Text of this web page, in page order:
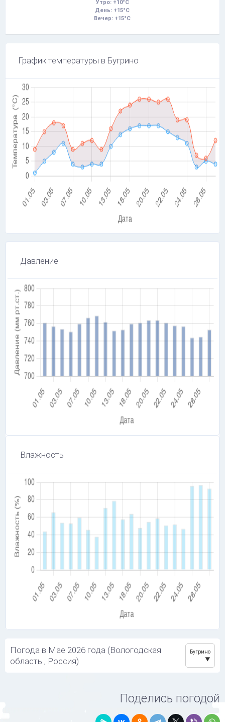
Утро: +10°C
День: +15°C
Вечер: +15°C
График температуры в Бугрино
Давление
Влажность
Погода в Мае 2026 года (Вологодская
область , Россия)
Бугрино
Поделись погодой